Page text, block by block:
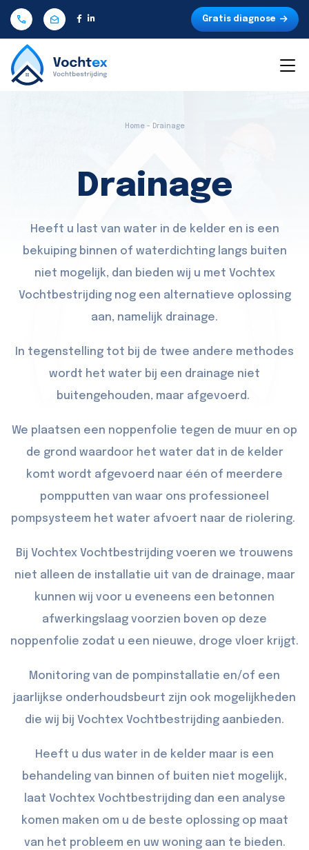
Gratis diagnose
Home - Drainage
Drainage
Heeft u last van water in de kelder en is een
bekuiping binnen of waterdichting langs buiten
niet mogelijk, dan bieden wij u met Vochtex
Vochtbestrijding nog een alternatieve oplossing
aan, namelijk drainage.
In tegenstelling tot bij de twee andere methodes
wordt het water bij een drainage niet
buitengehouden, maar afgevoerd.
We plaatsen een noppenfolie tegen de muur en op
de grond waardoor het water dat in de kelder
komt wordt afgevoerd naar één of meerdere
pompputten van waar ons professioneel
pompsysteem het water afvoert naar de riolering.
Bij Vochtex Vochtbestrijding voeren we trouwens
niet alleen de installatie uit van de drainage, maar
kunnen wij voor u eveneens een betonnen
afwerkingslaag voorzien boven op deze
noppenfolie zodat u een nieuwe, droge vloer krijgt.
Monitoring van de pompinstallatie en/of een
jaarlijkse onderhoudsbeurt zijn ook mogelijkheden
die wij bij Vochtex Vochtbestrijding aanbieden.
Heeft u dus water in de kelder maar is een
behandeling van binnen of buiten niet mogelijk,
laat Vochtex Vochtbestrijding dan een analyse
komen maken om u de beste oplossing op maat
van het probleem en uw woning aan te bieden.